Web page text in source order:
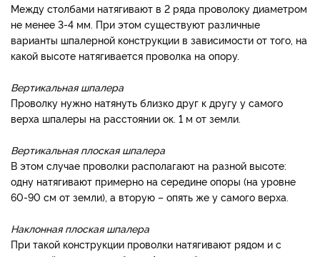
Между столбами натягивают в 2 ряда проволоку диаметром
не менее 3-4 мм. При этом существуют различные
варианты шпалерной конструкции в зависимости от того, на
какой высоте натягивается проволка на опору.
Вертикальная шпалера
Проволку нужно натянуть близко друг к другу у самого
верха шпалеры на расстоянии ок. 1 м от земли.
Вертикальная плоская шпалера
В этом случае проволки располагают на разной высоте:
одну натягивают примерно на середине опоры (на уровне
60-90 см от земли), а вторую – опять же у самого верха.
Наклонная плоская шпалера
При такой конструкции проволки натягивают рядом и с